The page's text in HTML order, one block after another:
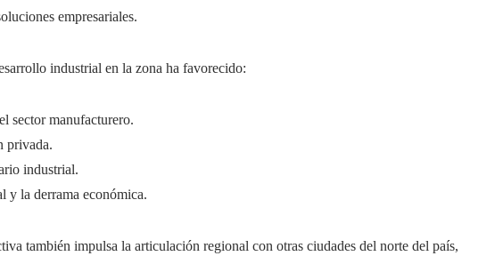
empresariales.
industrial en la zona ha favorecido:
sector manufacturero.
privada.
industrial.
y la derrama económica.
también impulsa la articulación regional con otras ciudades del norte del país,